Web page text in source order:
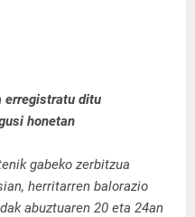
erregistratu ditu
honetan
gabeko zerbitzua
herritarren balorazio
abuztuaren 20 eta 24an